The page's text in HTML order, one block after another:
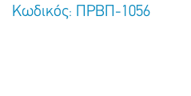
Κωδικός: ΠΡΒΠ-1056